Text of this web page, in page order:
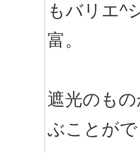
もバリエ^
富。
遮光のも
ぶことがで